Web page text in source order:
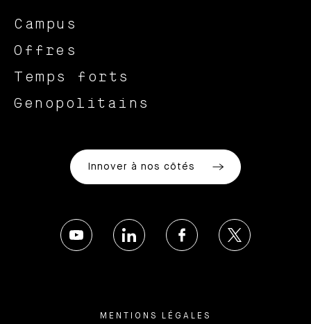
Campus
Offres
Temps forts
Genopolitains
Innover à nos côtés
MENTIONS LÉGALES